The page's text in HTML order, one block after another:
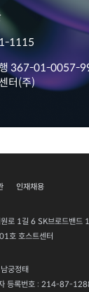
1115
367-01-0057-
터(주)
인재채용
로 1길 6 SK브로드밴드
호 호스트센터
궁정태
등록번호 : 214-87-